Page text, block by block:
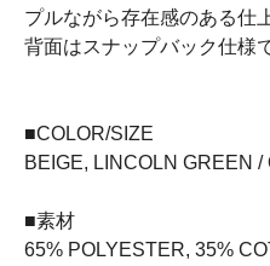
プルながら存在感のある仕
背面はスナップバック仕様
■COLOR/SIZE
BEIGE, LINCOLN GREEN /
■素材
65% POLYESTER, 35%